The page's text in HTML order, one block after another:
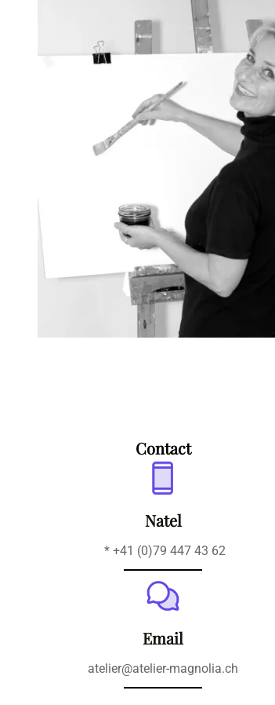
Contact
Natel
* +41 (0)79 447 43 62
Email
atelier@atelier-magnolia.ch